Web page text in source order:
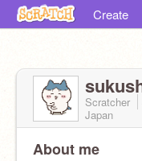
Create
Scratcher
Japan
About me